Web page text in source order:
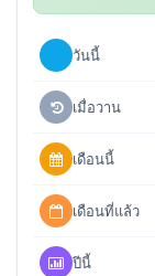
วันนี้
เมื่อวาน
เดือนนี้
เดือนที่แล้ว
ปีนี้